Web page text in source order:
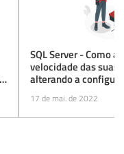
SQL Server - Como
velocidade das suas
alterando a
do servidor
17 de mai. de 2022